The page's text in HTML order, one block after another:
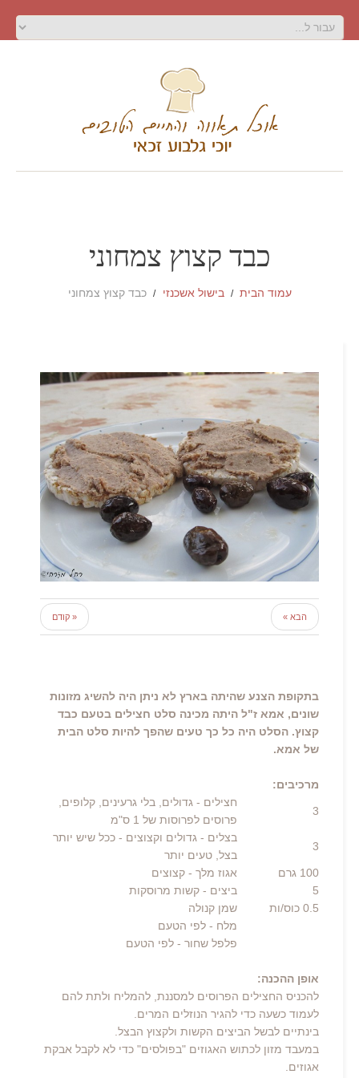
כבד קצוץ צמחוני
עמוד הבית בישול אשכנזי כבד קצוץ צמחוני
« קודם הבא »
בתקופת הצנע שהיתה בארץ לא ניתן היה להשיג מזונות
שונים, אמא ז"ל היתה מכינה סלט חצילים בטעם כבד
קצוץ. הסלט היה כל כך טעים שהפך להיות סלט הבית
של אמא.
מרכיבים:
3
חצילים - גדולים, בלי גרעינים, קלופים,
פרוסים לפרוסות של 1 ס"מ
3
בצלים - גדולים וקצוצים - ככל שיש יותר
בצל, טעים יותר
100 גרם אגוז מלך - קצוצים
5
ביצים - קשות מרוסקות
0.5 כוס/ות
שמן קנולה
מלח - לפי הטעם
פלפל שחור - לפי הטעם
אופן ההכנה:
להכניס החצילים הפרוסים למסננת, להמליח ולתת להם
לעמוד כשעה כדי להגיר הנוזלים המרים.
בינתיים לבשל הביצים הקשות ולקצוץ הבצל.
במעבד מזון לכתוש האגוזים "בפולסים" כדי לא לקבל אבקת
אגוזים.